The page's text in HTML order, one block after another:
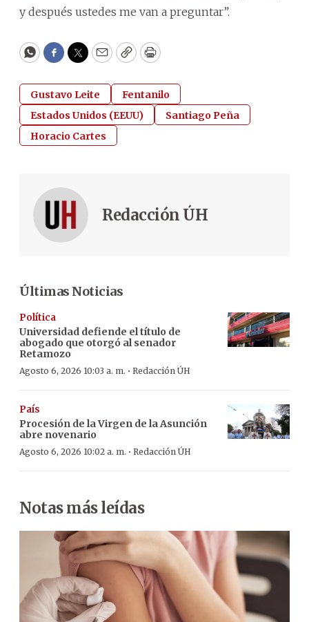
y después ustedes me van a preguntar”.
WhatsApp
Facebook
Twitter
EmailCopyPrint
Gustavo Leite
Fentanilo
Estados Unidos (EEUU)
Santiago Peña
Horacio Cartes
Redacción ÚH
Últimas Noticias
Política
Universidad defiende el título de
abogado que otorgó al senador
Retamozo
Agosto 6, 2026 10:03 a. m. · Redacción ÚH
País
Procesión de la Virgen de la Asunción
abre novenario
Agosto 6, 2026 10:02 a. m. · Redacción ÚH
Notas más leídas